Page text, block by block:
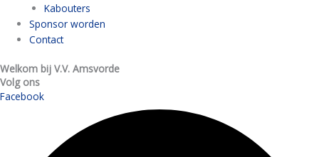
Kabouters
Sponsor worden
Contact
Welkom bij V.V. Amsvorde
Volg ons
Facebook